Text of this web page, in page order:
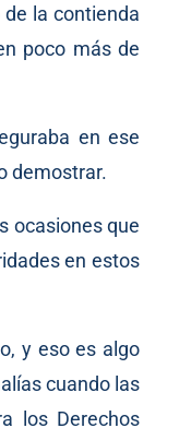
la contienda
poco más de
en ese
demostrar.
ocasiones que
en estos
y eso es algo
cuando las
los Derechos